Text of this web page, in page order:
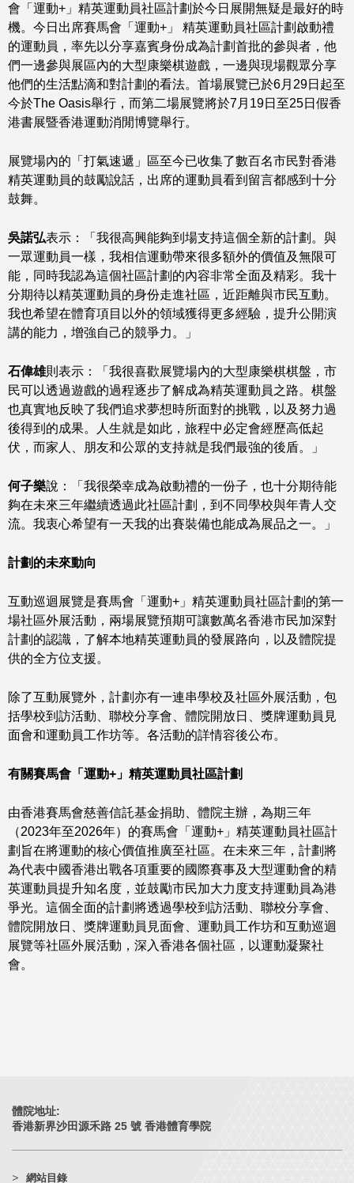
會「運動+」精英運動員社區計劃於今日展開無疑是最好的時
機。今日出席賽馬會「運動+」 精英運動員社區計劃啟動禮
的運動員，率先以分享嘉賓身份成為計劃首批的參與者，他
們一邊參與展區內的大型康樂棋遊戲，一邊與現場觀眾分享
他們的生活點滴和對計劃的看法。首場展覽已於6月29日起至
今於The Oasis舉行，而第二場展覽將於7月19日至25日假香
港書展暨香港運動消閒博覽舉行。
展覽場內的「打氣速遞」區至今已收集了數百名市民對香港
精英運動員的鼓勵說話，出席的運動員看到留言都感到十分
鼓舞。
吳諾弘表示：「我很高興能夠到場支持這個全新的計劃。與
一眾運動員一樣，我相信運動帶來很多額外的價值及無限可
能，同時我認為這個社區計劃的內容非常全面及精彩。我十
分期待以精英運動員的身份走進社區，近距離與市民互動。
我也希望在體育項目以外的領域獲得更多經驗，提升公開演
講的能力，增強自己的競爭力。」
石偉雄則表示：「我很喜歡展覽場內的大型康樂棋棋盤，市
民可以透過遊戲的過程逐步了解成為精英運動員之路。棋盤
也真實地反映了我們追求夢想時所面對的挑戰，以及努力過
後得到的成果。人生就是如此，旅程中必定會經歷高低起
伏，而家人、朋友和公眾的支持就是我們最強的後盾。」
何子樂說：「我很榮幸成為啟動禮的一份子，也十分期待能
夠在未來三年繼續透過此社區計劃，到不同學校與年青人交
流。我衷心希望有一天我的出賽裝備也能成為展品之一。」
計劃的未來動向
互動巡迴展覽是賽馬會「運動+」精英運動員社區計劃的第一
場社區外展活動，兩場展覽預期可讓數萬名香港市民加深對
計劃的認識，了解本地精英運動員的發展路向，以及體院提
供的全方位支援。
除了互動展覽外，計劃亦有一連串學校及社區外展活動，包
括學校到訪活動、聯校分享會、體院開放日、獎牌運動員見
面會和運動員工作坊等。各活動的詳情容後公布。
有關賽馬會「運動+ 」 精英運動員社區計劃
由香港賽馬會慈善信託基金捐助、體院主辦，為期三年
（2023年至2026年）的賽馬會「運動+」精英運動員社區計
劃旨在將運動的核心價值推廣至社區。在未來三年，計劃將
為代表中國香港出戰各項重要的國際賽事及大型運動會的精
英運動員提升知名度，並鼓勵市民加大力度支持運動員為港
爭光。這個全面的計劃將透過學校到訪活動、聯校分享會、
體院開放日、獎牌運動員見面會、運動員工作坊和互動巡迴
展覽等社區外展活動，深入香港各個社區，以運動凝聚社
會。
體院地址:
香港新界沙田源禾路 25 號 香港體育學院
網站目錄